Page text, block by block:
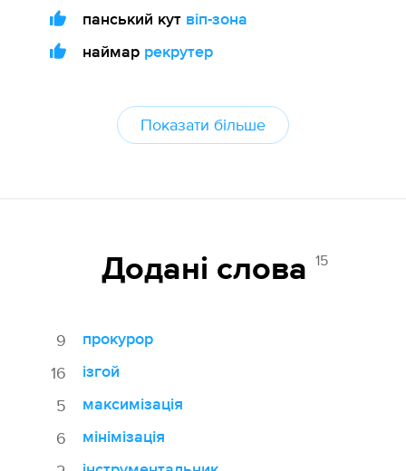
панський кут віп-зона
наймар рекрутер
Показати більше
Додані cлова 15
9
прокурор
16
ізгой
5
максимізація
6
мінімізація